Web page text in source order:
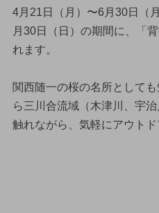
4月21日（月）〜6月30日（
月30日（日）の期間に、「
れます。
関西随一の桜の名所として
ら三川合流域（木津川、宇
触れながら、気軽にアウトド